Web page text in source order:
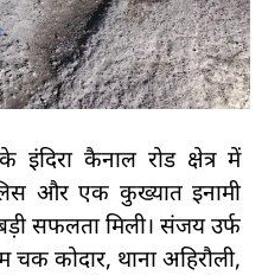
कैनाल रोड क्षेत्र में
और एक कुख्यात इनामी
सफलता मिली। संजय उर्फ
चक कोदार, थाना अहिरौली,